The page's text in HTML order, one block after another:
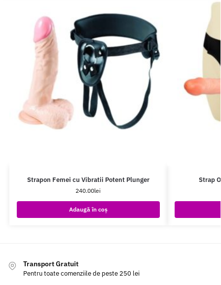
Strapon Femei cu Vibratii Potent Plunger
240.00lei
Adaugă în coș
Strap
Transport Gratuit
Pentru toate comenziile de peste 250 lei